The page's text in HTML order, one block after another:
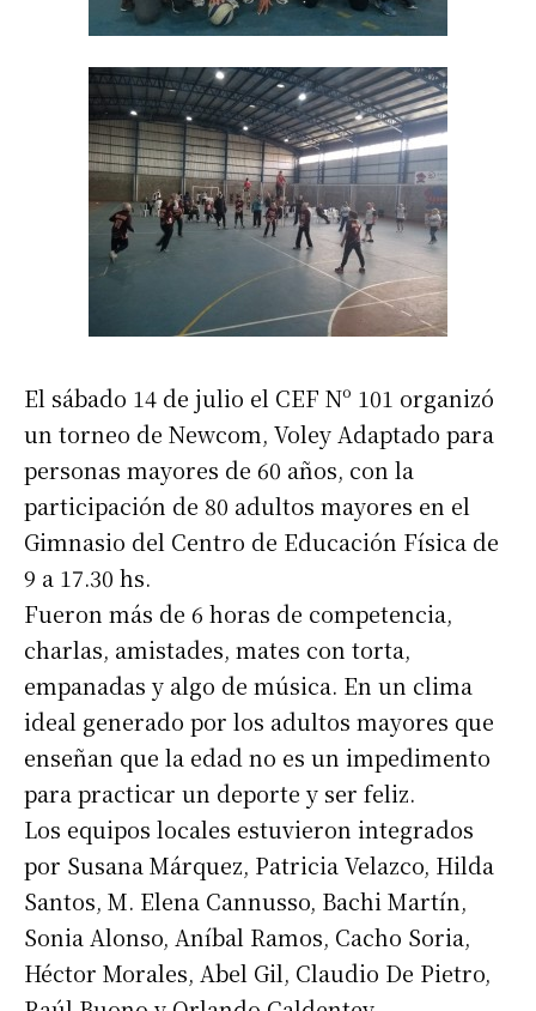
El sábado 14 de julio el CEF Nº 101 organizó
un torneo de Newcom, Voley Adaptado para
personas mayores de 60 años, con la
participación de 80 adultos mayores en el
Gimnasio del Centro de Educación Física de
9 a 17.30 hs.
Fueron más de 6 horas de competencia,
charlas, amistades, mates con torta,
empanadas y algo de música. En un clima
ideal generado por los adultos mayores que
enseñan que la edad no es un impedimento
para practicar un deporte y ser feliz.
Los equipos locales estuvieron integrados
por Susana Márquez, Patricia Velazco, Hilda
Santos, M. Elena Cannusso, Bachi Martín,
Sonia Alonso, Aníbal Ramos, Cacho Soria,
Héctor Morales, Abel Gil, Claudio De Pietro,